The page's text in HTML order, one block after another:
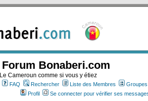
Forum Bonaberi.com
Le Cameroun comme si vous y étiez
FAQ Rechercher Liste des Membres
Profil
Se connecter pour vérifier ses